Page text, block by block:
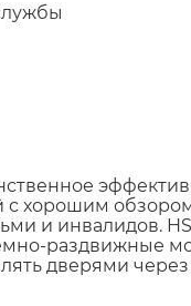
с хорошим
и инвалидов.
раздвижные
дверями через